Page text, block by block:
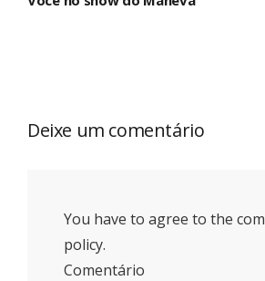
Deixe um comentário
You have to agree to the
policy.
Comentário